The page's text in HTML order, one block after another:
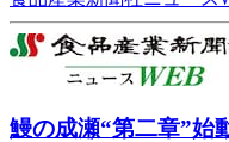
鰻の成瀬“第二章”